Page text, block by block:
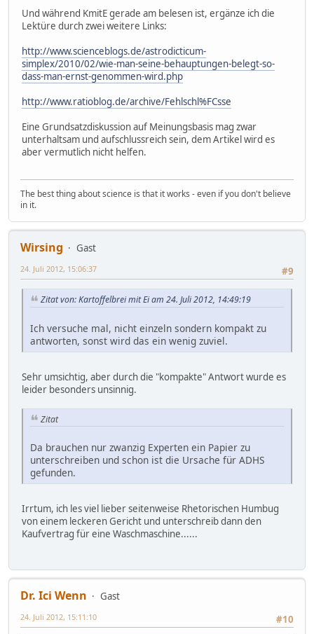
Und während KmitE gerade am belesen ist, ergänze ich die
Lektüre durch zwei weitere Links:
http://www.scienceblogs.de/astrodicticum-
simplex/2010/02/wie-man-seine-behauptungen-belegt-so-
dass-man-ernst-genommen-wird.php
http://www.ratioblog.de/archive/Fehlschl%FCsse
Eine Grundsatzdiskussion auf Meinungsbasis mag zwar
unterhaltsam und aufschlussreich sein, dem Artikel wird es
aber vermutlich nicht helfen.
The best thing about science is that it works - even if you don't believe
in it.
Wirsing
Gast
#9
24. Juli 2012, 15:06:37
Zitat von: Kartoffelbrei mit Ei am 24. Juli 2012, 14:49:19
Ich versuche mal, nicht einzeln sondern kompakt zu
antworten, sonst wird das ein wenig zuviel.
Sehr umsichtig, aber durch die "kompakte" Antwort wurde es
leider besonders unsinnig.
Zitat
Da brauchen nur zwanzig Experten ein Papier zu
unterschreiben und schon ist die Ursache für ADHS
gefunden.
Irrtum, ich les viel lieber seitenweise Rhetorischen Humbug
von einem leckeren Gericht und unterschreib dann den
Kaufvertrag für eine Waschmaschine......
Dr. Ici Wenn
Gast
#10
24. Juli 2012, 15:11:10